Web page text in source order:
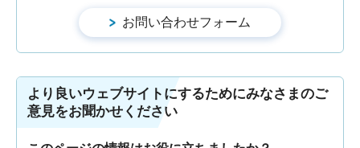
より良いウェブサイトにするためにみなさまのご
意見をお聞かせください